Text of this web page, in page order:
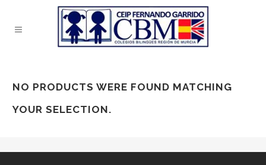
NO PRODUCTS WERE FOUND MATCHING
YOUR SELECTION.